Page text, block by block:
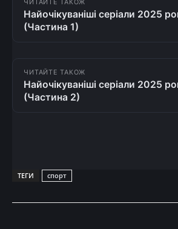
ЧИТАЙТЕ ТАКОЖ
Найочікуваніші серіали 2025
(Частина 1)
ЧИТАЙТЕ ТАКОЖ
Найочікуваніші серіали 2025
(Частина 2)
ТЕГИ спорт